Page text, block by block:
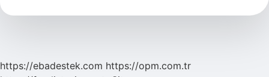
https://ebadestek.com https://opm.com.tr